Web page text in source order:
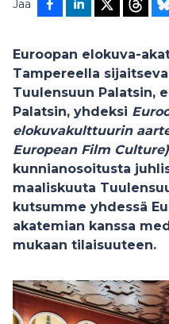
Jaa
Euroopan elokuva-
Tampereella
Tuulensuun Palatsin,
Palatsin, yhdeksi
elokuvakulttuurin
European Film Culture)
kunnianosoitusta
maaliskuuta
kutsumme yhdessä
akatemian kanssa
mukaan tilaisuuteen.